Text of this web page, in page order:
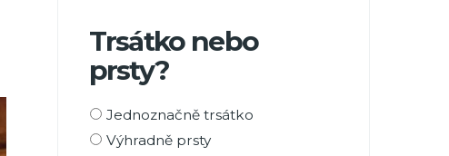
Trsátko nebo
prsty?
Možnosti
výběru
Jednoznačně trsátko
Výhradně prsty